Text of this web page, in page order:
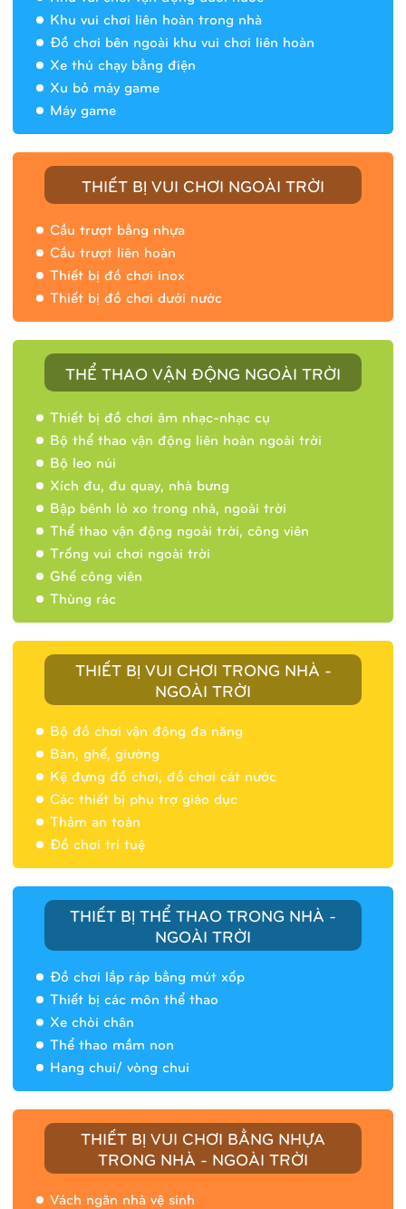
Khu vui chơi liên hoàn trong nhà
Đồ chơi bên ngoài khu vui chơi liên hoàn
Xe thú chạy bằng điện
Xu bỏ máy game
Máy game
THIẾT BỊ VUI CHƠI NGOÀI TRỜI
Cầu trượt bằng nhựa
Cầu trượt liên hoàn
Thiết bị đồ chơi inox
Thiết bị đồ chơi dưới nước
THỂ THAO VẬN ĐỘNG NGOÀI TRỜI
Thiết bị đồ chơi âm nhạc-nhạc cụ
Bộ thể thao vận động liên hoàn ngoài trời
Bộ leo núi
Xích đu, đu quay, nhà bưng
Bập bênh lò xo trong nhà, ngoài trời
Thể thao vận động ngoài trời, công viên
Trống vui chơi ngoài trời
Ghế công viên
Thùng rác
THIẾT BỊ VUI CHƠI TRONG NHÀ -
NGOÀI TRỜI
Bộ đồ chơi vận động đa năng
Bàn, ghế, giường
Kệ đựng đồ chơi, đồ chơi cát nước
Các thiết bị phụ trợ giáo dục
Thảm an toàn
Đồ chơi trí tuệ
THIẾT BỊ THỂ THAO TRONG NHÀ -
NGOÀI TRỜI
Đồ chơi lắp ráp bằng mút xốp
Thiết bị các môn thể thao
Xe chòi chân
Thể thao mầm non
Hang chui/ vòng chui
THIẾT BỊ VUI CHƠI BẰNG NHỰA
TRONG NHÀ - NGOÀI TRỜI
Vách ngăn nhà vệ sinh
Nhà banh 9H5404
Nhà banh 9H5408